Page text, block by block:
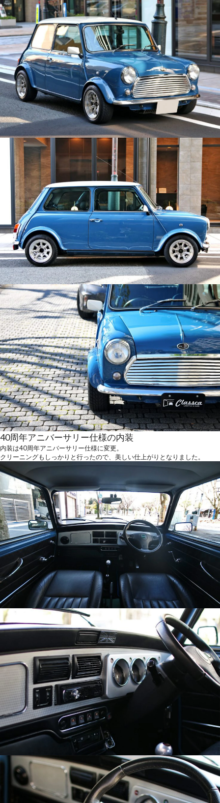
40周年アニバーサリー仕様の内装
内装は40周年アニバーサリー仕様に変更。
クリーニングもしっかりと行ったので、美しい仕上がりとなりました。